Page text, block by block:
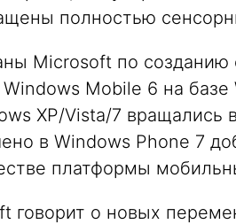
полностью
Microsoft по
Windows Mobile 6 на
XP/Vista/7 вращались
в Windows Phone 7
платформы
говорит о новых